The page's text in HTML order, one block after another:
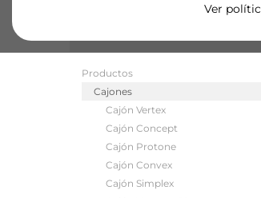
Ver
Productos
Cajones
Cajón Vertex
Cajón Concept
Cajón Protone
Cajón Convex
Cajón Simplex